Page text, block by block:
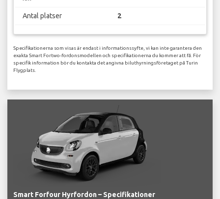
Antal platser 2
Specifikationerna som visas är endast i informationssyfte, vi kan inte garantera den
exakta Smart Fortwo-fordonsmodellen och specifikationerna du kommer att få. För
specifik information bör du kontakta det angivna biluthyrningsföretaget på Turin
Flygplats.
Smart Forfour Hyrfordon – Specifikationer